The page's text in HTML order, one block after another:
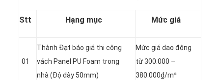
Stt Hạng mục Mức giá
01
Thành Đạt báo giá thi công
vách Panel PU Foam trong
nhà (Độ dày 50mm)
Mức giá dao động
từ 300.000 –
380.000₫/m²